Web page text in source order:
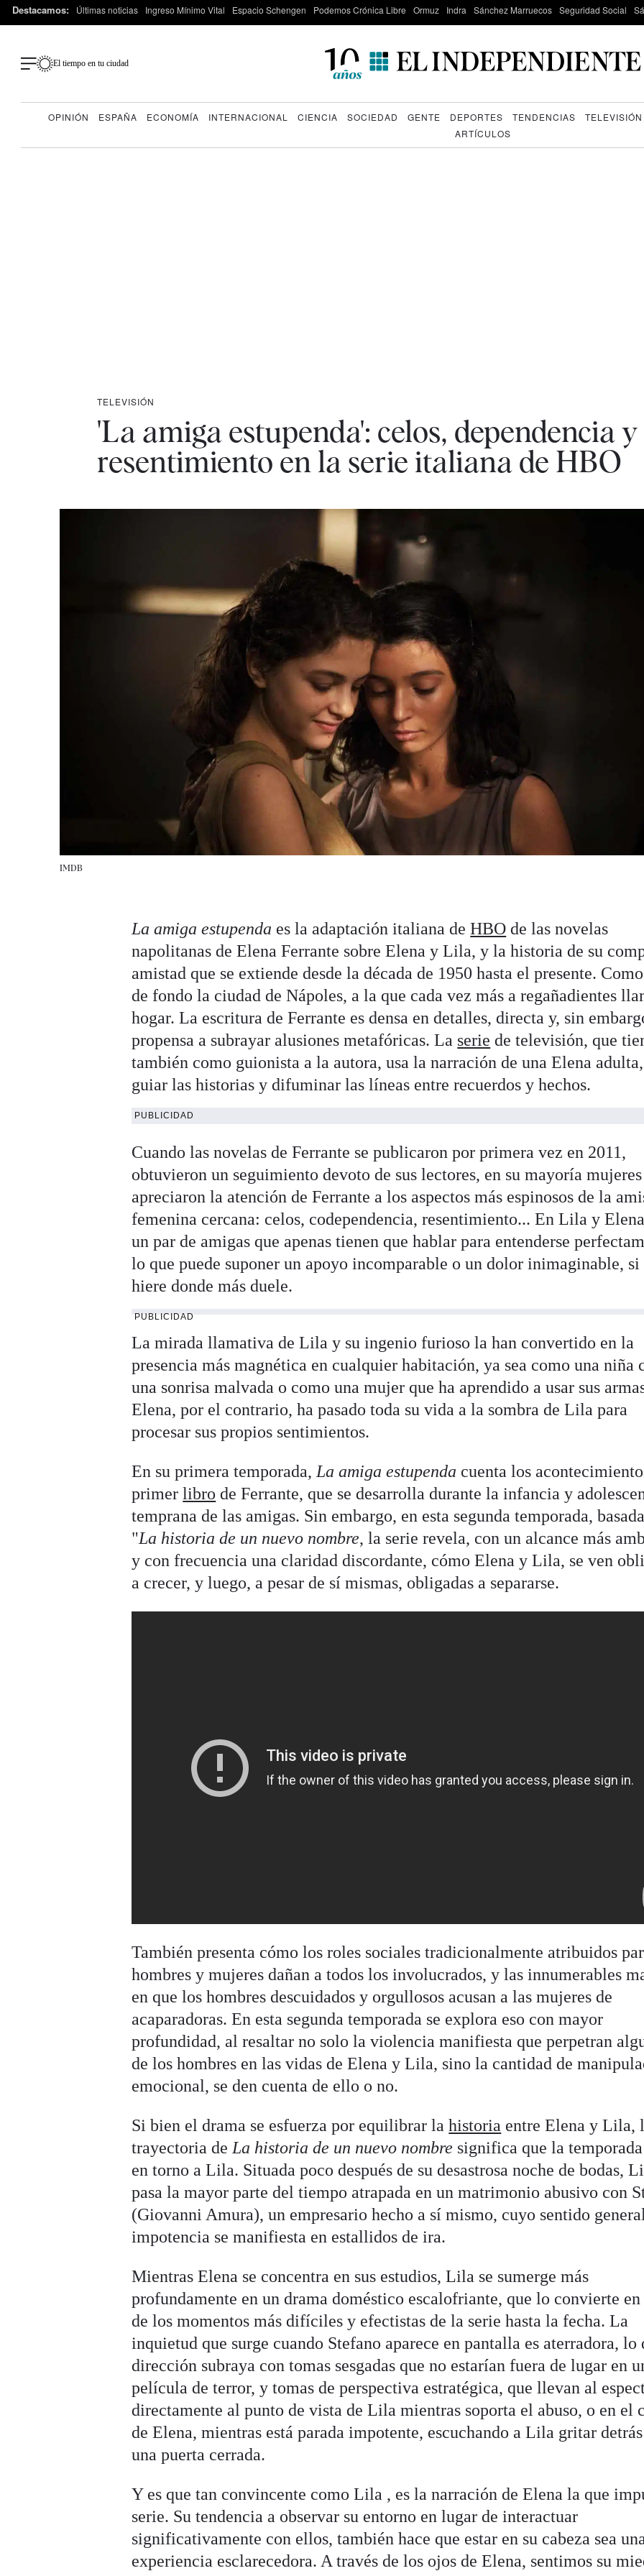
Destacamos: Últimas noticias Ingreso Mínimo Vital Espacio Schengen Podemos Crónica Libre Ormuz Indra Sánchez Marruecos Seguridad Social
El tiempo en tu ciudad
OPINIÓN ESPAÑA ECONOMÍA INTERNACIONAL CIENCIA SOCIEDAD GENTE DEPORTES TENDENCIAS TELEVISIÓN
ARTÍCULOS
TELEVISIÓN
'La amiga estupenda': celos, dependencia y
resentimiento en la serie italiana de HBO
IMDB
La amiga estupenda es la adaptación italiana deHBO de las novelas
napolitanas de Elena Ferrante sobre Elena y Lila, y la historia de su
amistad que se extiende desde la década de 1950 hasta el presente.
de fondo la ciudad de Nápoles, a la que cada vez más a regañadientes
hogar. La escritura de Ferrante es densa en detalles, directa y, sin
propensa a subrayar alusiones metafóricas. La serie de televisión, que
también como guionista a la autora, usa la narración de una Elena
guiar las historias y difuminar las líneas entre recuerdos y hechos.
PUBLICIDAD
Cuando las novelas de Ferrante se publicaron por primera vez en 2011,
obtuvieron un seguimiento devoto de sus lectores, en su mayoría
apreciaron la atención de Ferrante a los aspectos más espinosos de la
femenina cercana: celos, codependencia, resentimiento... En Lila y
un par de amigas que apenas tienen que hablar para entenderse
lo que puede suponer un apoyo incomparable o un dolor inimaginable, si
hiere donde más duele.
PUBLICIDAD
La mirada llamativa de Lila y su ingenio furioso la han convertido en la
presencia más magnética en cualquier habitación, ya sea como una niña
una sonrisa malvada o como una mujer que ha aprendido a usar sus
Elena, por el contrario, ha pasado toda su vida a la sombra de Lila para
procesar sus propios sentimientos.
En su primera temporada, La amiga estupenda cuenta los
primerlibro de Ferrante, que se desarrolla durante la infancia y
temprana de las amigas. Sin embargo, en esta segunda temporada,
"La historia de un nuevo nombre, la serie revela, con un alcance más
y con frecuencia una claridad discordante, cómo Elena y Lila, se ven
a crecer, y luego, a pesar de sí mismas, obligadas a separarse.
También presenta cómo los roles sociales tradicionalmente atribuidos
hombres y mujeres dañan a todos los involucrados, y las innumerables
en que los hombres descuidados y orgullosos acusan a las mujeres de
acaparadoras. En esta segunda temporada se explora eso con mayor
profundidad, al resaltar no solo la violencia manifiesta que perpetran
de los hombres en las vidas de Elena y Lila, sino la cantidad de
emocional, se den cuenta de ello o no.
Si bien el drama se esfuerza por equilibrar lahistoria entre Elena y Lila,
trayectoria deLa historia de un nuevo nombre significa que la
en torno a Lila. Situada poco después de su desastrosa noche de bodas,
pasa la mayor parte del tiempo atrapada en un matrimonio abusivo con
(Giovanni Amura), un empresario hecho a sí mismo, cuyo sentido
impotencia se manifiesta en estallidos de ira.
Mientras Elena se concentra en sus estudios, Lila se sumerge más
profundamente en un drama doméstico escalofriante, que lo convierte en
de los momentos más difíciles y efectistas de la serie hasta la fecha. La
inquietud que surge cuando Stefano aparece en pantalla es aterradora, lo
dirección subraya con tomas sesgadas que no estarían fuera de lugar en
película de terror, y tomas de perspectiva estratégica, que llevan al
directamente al punto de vista de Lila mientras soporta el abuso, o en el
de Elena, mientras está parada impotente, escuchando a Lila gritar
una puerta cerrada.
Y es que tan convincente como Lila , es la narración de Elena la que
serie. Su tendencia a observar su entorno en lugar de interactuar
significativamente con ellos, también hace que estar en su cabeza sea
experiencia esclarecedora. A través de los ojos de Elena, sentimos su